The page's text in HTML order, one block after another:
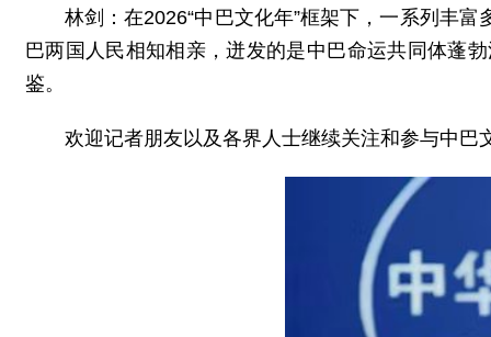
林剑：在2026“中巴文化年”框架下，一系列丰
巴两国人民相知相亲，迸发的是中巴命运共同体蓬
鉴。
欢迎记者朋友以及各界人士继续关注和参与中